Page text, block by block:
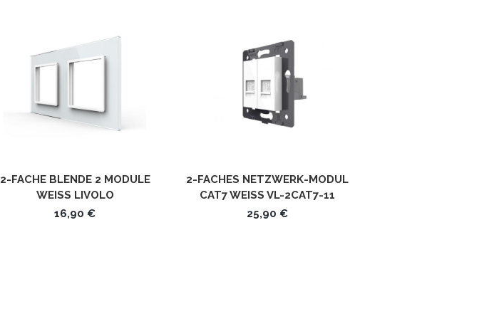
2-FACHE BLENDE 2 MODULE
WEISS LIVOLO
16,90 €
2-FACHES NETZWERK-MODUL
CAT7 WEISS VL-2CAT7-11 L
IVOLO
25,90 €